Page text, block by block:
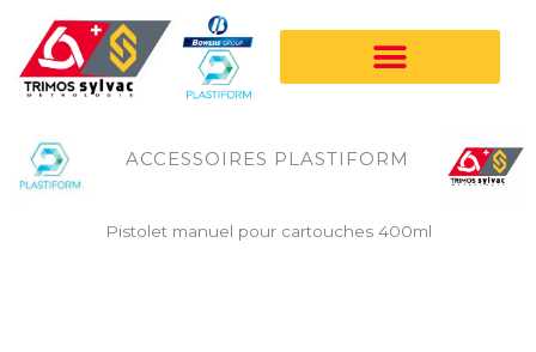
contenu
ACCESSOIRES PLASTIFORM
Pistolet manuel pour cartouches 400ml